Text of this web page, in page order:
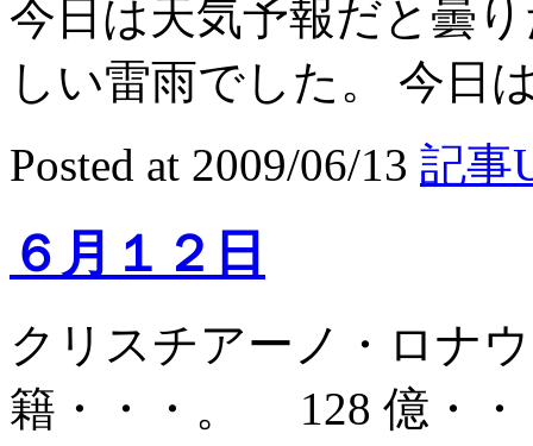
今日は天気予報だと曇
しい雷雨でした。 今日
Posted at 2009/06/13 記事
６月１２日
クリスチアーノ・ロナ
籍・・・。 128 億・・